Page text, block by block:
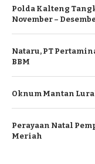
Polda Kalteng
November –
Nataru, PT
BBM
Oknum Mantan
Perayaan Natal
Meriah